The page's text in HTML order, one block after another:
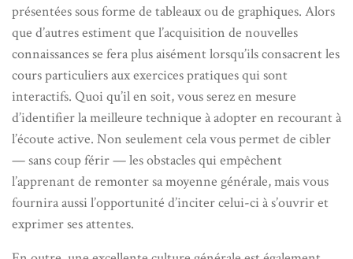
présentées sous forme de tableaux ou de graphiques. Alors
que d’autres estiment que l’acquisition de nouvelles
connaissances se fera plus aisément lorsqu’ils consacrent les
cours particuliers aux exercices pratiques qui sont
interactifs. Quoi qu’il en soit, vous serez en mesure
d’identifier la meilleure technique à adopter en recourant à
l’écoute active. Non seulement cela vous permet de cibler
— sans coup férir — les obstacles qui empêchent
l’apprenant de remonter sa moyenne générale, mais vous
fournira aussi l’opportunité d’inciter celui-ci à s’ouvrir et
exprimer ses attentes.